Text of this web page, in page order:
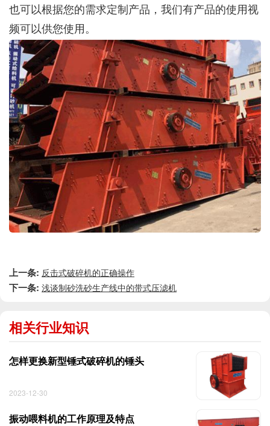
也可以根据您的需求定制产品，我们有产品的使用视
频可以供您使用。
上一条: 反击式破碎机的正确操作
下一条: 浅谈制砂洗砂生产线中的带式压滤机
相关行业知识
怎样更换新型锤式破碎机的锤头
2023-12-30
振动喂料机的工作原理及特点